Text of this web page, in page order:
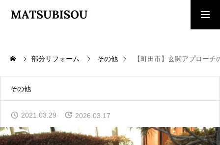
トップページ
WORKS
部分リフォーム その他 【町田市】玄関アプロー
その他
2021.03.29 2026.03.17